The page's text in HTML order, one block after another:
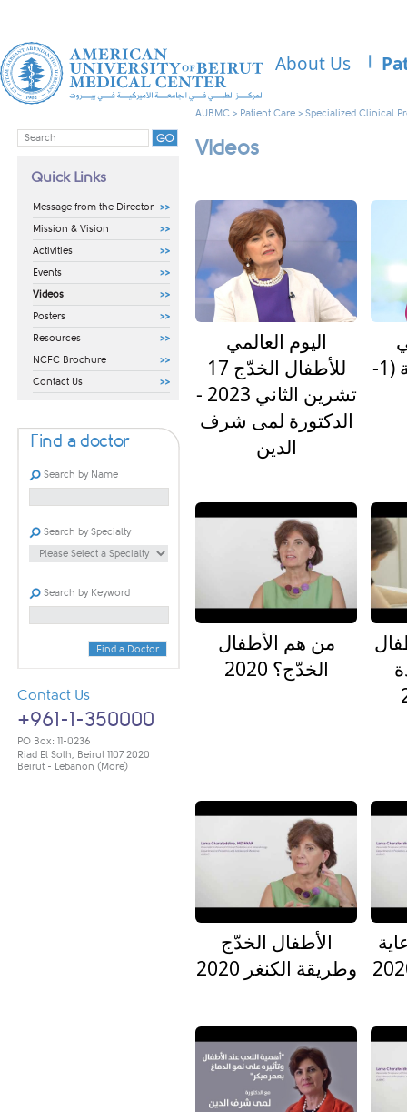
About Us
Quick Links
Message from the Director
Mission & Vision
Activities
Events
Videos
Posters
Resources
NCFC Brochure
Contact Us
Find a doctor
Search by Name
Search by Specialty
Search by Keyword
Find a Doctor
Contact Us
+961-1-350000
PO Box: 11-0236
Riad El Solh, Beirut 1107 2020
Beirut - Lebanon (More)
AUBMC > Patient Care > Specialized Clinical
Videos
للرضاعة الطبيعية (1-
اليوم العالمي
للأطفال الخدّج 17
تشرين الثاني 2023 -
الدكتورة لمى شرف
الدين
من هم الأطفال
الخدّج؟ 2020
الأطفال الخدّج
وطريقة الكنغر 2020